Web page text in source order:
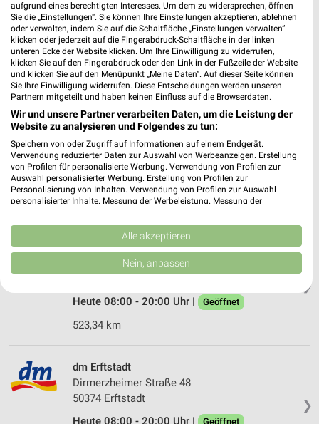
dm Kerpen
Am Falder 20
50171 Kerpen
Heute 08:00 - 20:00 Uhr | Geöffnet
497,09 km
dm Kerpen
Kerpener Straße 177
50170 Kerpen
Heute 08:00 - 20:00 Uhr | Geöffnet
496,81 km
❯
dm Aldenhoven
Am Alten Bahnhof 3
Heute 08:00 - 20:00 Uhr |
Geöffnet
523,34 km
❯
dm Erftstadt
Dirmerzheimer Straße 48
50374 Erftstadt
Heute 08:00 - 20:00 Uhr |
Geöffnet
aufgrund eines berechtigten Interesses. Um dem zu widersprechen, öffnen
Sie die „Einstellungen“. Sie können Ihre Einstellungen akzeptieren, ablehnen
oder verwalten, indem Sie auf die Schaltfläche „Einstellungen verwalten“
klicken oder jederzeit auf die Fingerabdruck-Schaltfläche in der linken
unteren Ecke der Website klicken. Um Ihre Einwilligung zu widerrufen,
klicken Sie auf den Fingerabdruck oder den Link in der Fußzeile der Website
und klicken Sie auf den Menüpunkt „Meine Daten“. Auf dieser Seite können
Sie Ihre Einwilligung widerrufen. Diese Entscheidungen werden unseren
Partnern mitgeteilt und haben keinen Einfluss auf die Browserdaten.
Wir und unsere Partner verarbeiten Daten, um die Leistung der
Website zu analysieren und Folgendes zu tun:
Speichern von oder Zugriff auf Informationen auf einem Endgerät.
Verwendung reduzierter Daten zur Auswahl von Werbeanzeigen. Erstellung
von Profilen für personalisierte Werbung. Verwendung von Profilen zur
Auswahl personalisierter Werbung. Erstellung von Profilen zur
Personalisierung von Inhalten. Verwendung von Profilen zur Auswahl
personalisierter Inhalte. Messung der Werbeleistung. Messung der
Kombinationen von Daten aus verschiedenen Quellen. Entwicklung und
Verbesserung der Angebote. Verwendung reduzierter Daten zur Auswahl
von Inhalten.
Daten können außerhalb der Europäischen Union weitergegeben und in die
USA gesendet werden.
Website/App.
Speichern von oder Zugriff auf Informationen
auf einem Endgerät
Verwendung reduzierter Daten zur Auswahl von
Alle akzeptieren
Nein, anpassen